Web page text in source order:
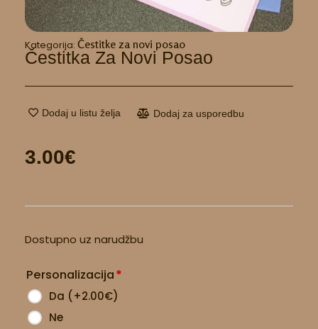
Kategorija: Čestitke za novi posao
Čestitka Za Novi Posao
Dodaj u listu želja Dodaj za usporedbu
3.00€
Dostupno uz narudžbu
Personalizacija*
Da (+2.00€)
Ne
za
posao
količina